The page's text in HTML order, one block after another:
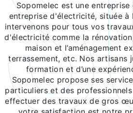
Sopomelec est une entreprise générale de
entreprise d'électricité, située à
intervenons pour tous vos
d'électricité comme la
maison et l’aménagement
terrassement, etc. Nos artisans
formation et d’une
Sopomelec propose ses
particuliers et des
effectuer des travaux de gros